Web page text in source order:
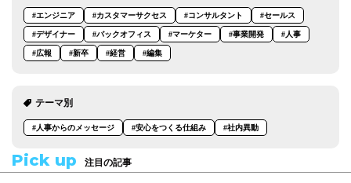
#エンジニア #カスタマーサクセス #コンサルタント #セールス
#デザイナー #バックオフィス #マーケター #事業開発 #人事
#広報 #新卒 #経営 #編集
テーマ別
#人事からのメッセージ #安心をつくる仕組み #社内異動
Pick up 注目の記事